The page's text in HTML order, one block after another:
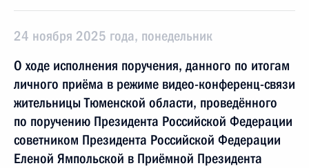
24 ноября 2025 года, понедельник
О ходе исполнения поручения, данного по итогам
личного приёма в режиме видео-конференц-связи
жительницы Тюменской области, проведённого
по поручению Президента Российской Федерации
советником Президента Российской Федерации
Еленой Ямпольской в Приёмной Президента